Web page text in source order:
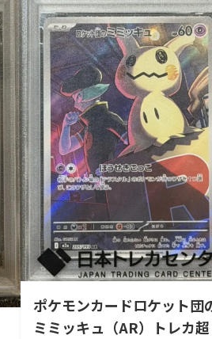
ポケモンカードロケット団
ミミッキュ（AR）トレカ超